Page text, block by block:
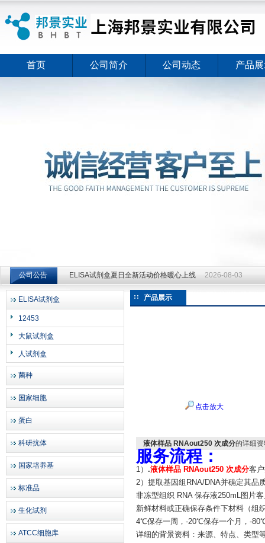
上海邦景实业有限公司
首页 公司简介 公司动态 产品
公司公告 ELISA试剂盒夏日全新活动价格暖心上线 2026-08-03
ELISA试剂盒夏日全新活动价格暖心上线
ELISA试剂盒
12453
大鼠试剂盒
人试剂盒
菌种
国家细胞
蛋白
科研抗体
国家培养基
标准品
生化试剂
ATCC细胞库
产品展示
点击放大
液体样品 RNAout250 次成分的详细
服务流程：
1） .液体样品 RNAout250 次成分客
2）提取基因组RNA/DNA并确定其品
非冻型组织 RNA 保存液250mL图片
新鲜材料或正确保存条件下材料（组
4℃保存一周，-20℃保存一个月，-
详细的背景资料：来源、特点、类型